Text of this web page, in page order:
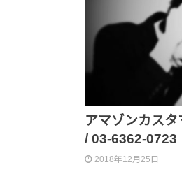
アマゾンカス
/ 03-6362-0723
2018年12月25日